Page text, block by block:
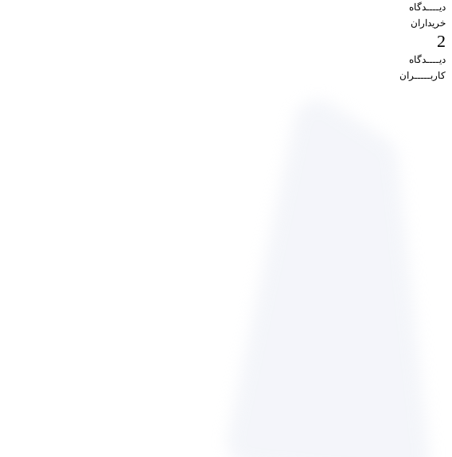
دیــــدگاه
خریداران
2
دیــــدگاه
کاربـــــران